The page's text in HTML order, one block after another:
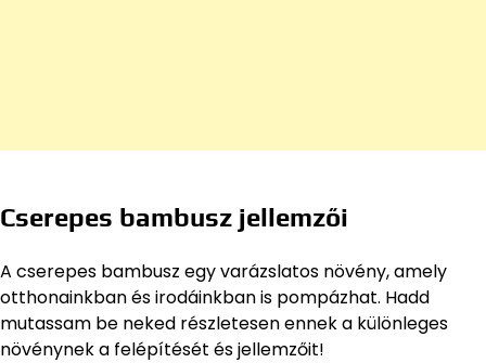
Cserepes bambusz jellemzői
A cserepes bambusz egy varázslatos növény, amely
otthonainkban és irodáinkban is pompázhat. Hadd
mutassam be neked részletesen ennek a különleges
növénynek a felépítését és jellemzőit!